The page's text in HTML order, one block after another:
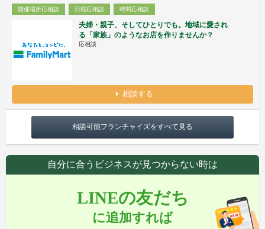
開催場所応相談 日程応相談 時間応相談
夫婦・親子、そしてひとりでも。地域に愛され
る「家族」のようなお店を作りませんか？
応相談
相談する
相談可能フランチャイズをすべて見る
自分に合うビジネスが見つからない時は
LINEの友だち
に追加すれば